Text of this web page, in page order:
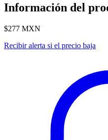
Información del
$277 MXN
Recibir alerta si el precio baja